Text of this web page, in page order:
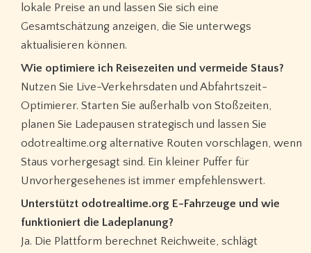
lokale Preise an und lassen Sie sich eine
Gesamtschätzung anzeigen, die Sie unterwegs
aktualisieren können.
Wie optimiere ich Reisezeiten und vermeide Staus?
Nutzen Sie Live-Verkehrsdaten und Abfahrtszeit-
Optimierer. Starten Sie außerhalb von Stoßzeiten,
planen Sie Ladepausen strategisch und lassen Sie
odotrealtime.org alternative Routen vorschlagen, wenn
Staus vorhergesagt sind. Ein kleiner Puffer für
Unvorhergesehenes ist immer empfehlenswert.
Unterstützt odotrealtime.org E-Fahrzeuge und wie
funktioniert die Ladeplanung?
Ja. Die Plattform berechnet Reichweite, schlägt